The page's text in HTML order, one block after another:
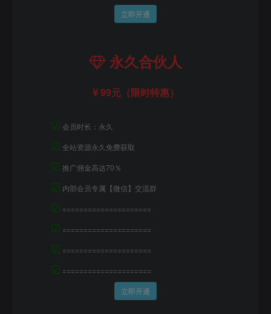
立即开通
永久合伙人
99元（限时特惠）
☑ 会员时长：永久
☑ 全站资源永久免费获取
☑ 推广佣金高达70％
☑ 内部会员专属【微信】交流群
☑ =====================
☑ =====================
☑ =====================
☑ =====================
立即开通